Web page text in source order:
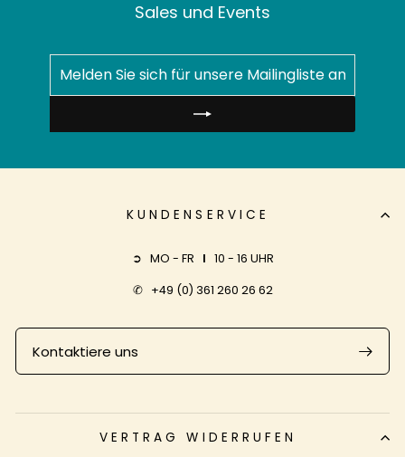
Sales und Events
SIE
SICH
FÜR
UNSERE
AN
KUNDENSERVICE
➲ MO - FR I 10 - 16 UHR
✆ +49 (0) 361 260 26 62
Kontaktiere uns
VERTRAG WIDERRUFEN